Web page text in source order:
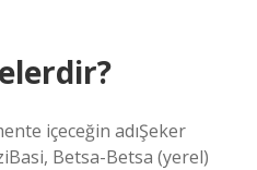
içeceğin adıŞeker
Betsa-Betsa (yerel)